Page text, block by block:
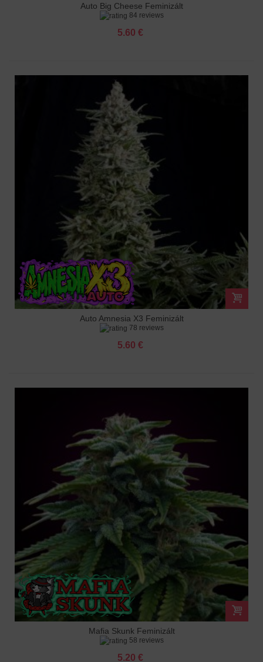
Auto Big Cheese Feminizált
84 reviews
5.60 €
Auto Amnesia X3 Feminizált
78 reviews
5.60 €
Mafia Skunk Feminizált
58 reviews
5.20 €